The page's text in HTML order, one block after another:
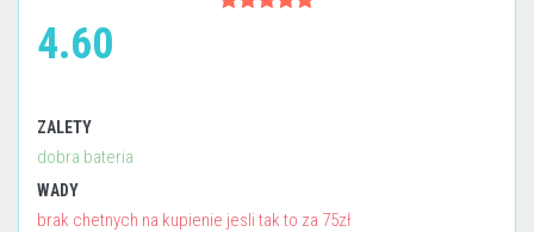
4.60
ZALETY
dobra bateria
WADY
brak chetnych na kupienie jesli tak to za 75zł